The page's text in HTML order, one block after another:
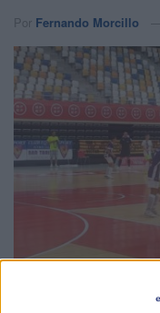
Por Fernando Morcillo